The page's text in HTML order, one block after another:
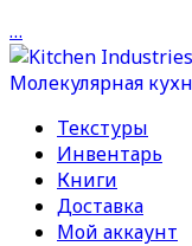
…
Текстуры
Инвентарь
Книги
Доставка
Мой аккаунт